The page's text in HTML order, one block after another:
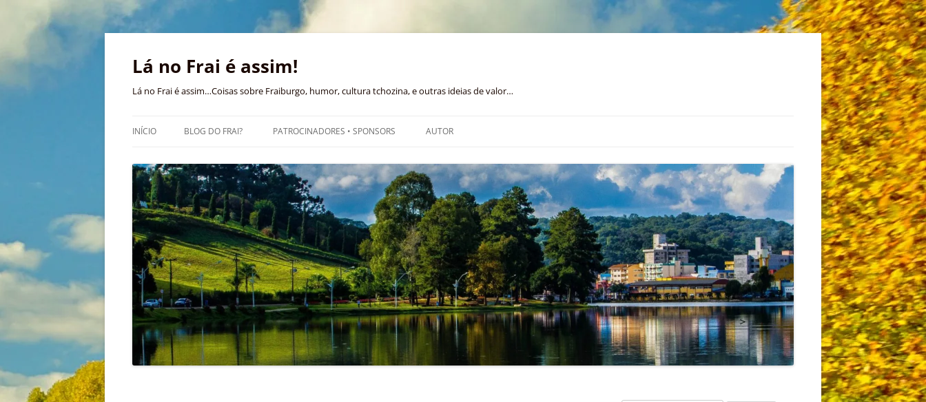
Pular
conteúdo
Lá no Frai é assim!
Lá no Frai é assim…Coisas sobre Fraiburgo, humor, cultura tchozina, e outras ideias de valor…
INÍCIO BLOG DO FRAI? PATROCINADORES • SPONSORS AUTOR